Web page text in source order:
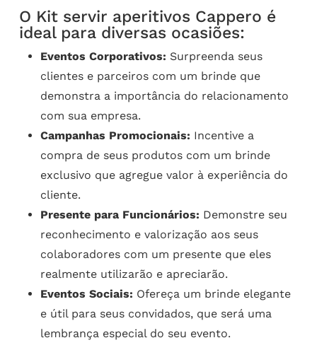
O Kit servir aperitivos Cappero é
ideal para diversas ocasiões:
Eventos Corporativos: Surpreenda seus
clientes e parceiros com um brinde que
demonstra a importância do relacionamento
com sua empresa.
Campanhas Promocionais: Incentive a
compra de seus produtos com um brinde
exclusivo que agregue valor à experiência do
cliente.
Presente para Funcionários: Demonstre seu
reconhecimento e valorização aos seus
colaboradores com um presente que eles
realmente utilizarão e apreciarão.
Eventos Sociais: Ofereça um brinde elegante
e útil para seus convidados, que será uma
lembrança especial do seu evento.